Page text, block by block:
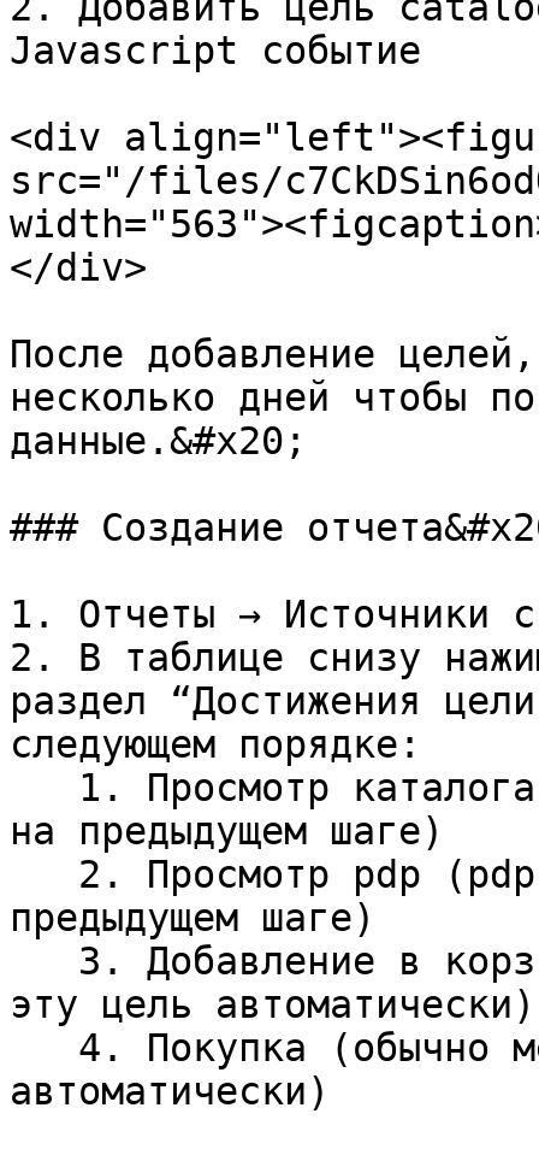
Javascript событие
<div
src="/files/
</div>
После добавление
несколько дней чтобы
данные.&#x20;
### Создание
1. Отчеты → Источники
2. В таблице снизу
раздел “Достижения
следующем порядке:
на предыдущем шаге)
предыдущем шаге)
эту цель автоматически)
автоматически)